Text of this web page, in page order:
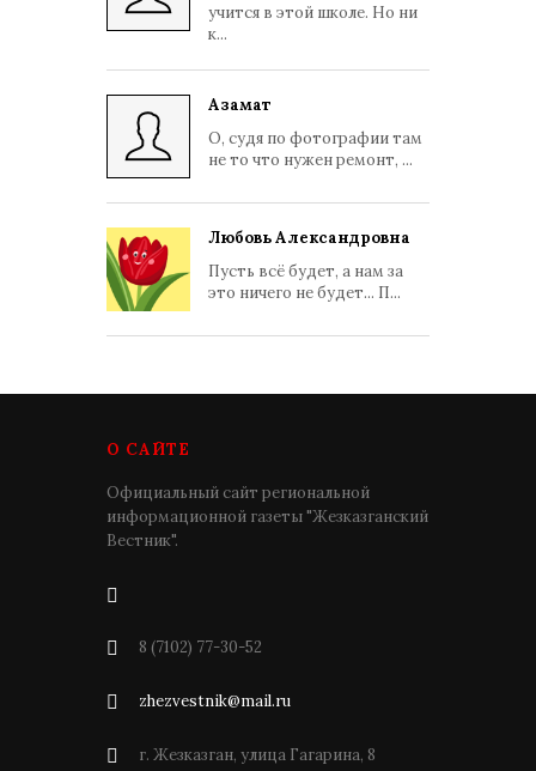
учится в этой школе. Но ни
к...
Азамат
О, судя по фотографии там
не то что нужен ремонт, ...
Любовь Александровна
Пусть всё будет, а нам за
это ничего не будет... П...
О САЙТЕ
Официальный сайт региональной
информационной газеты "Жезказганский
Вестник".
8 (7102) 77-30-52
zhezvestnik@mail.ru
г. Жезказган, улица Гагарина, 8